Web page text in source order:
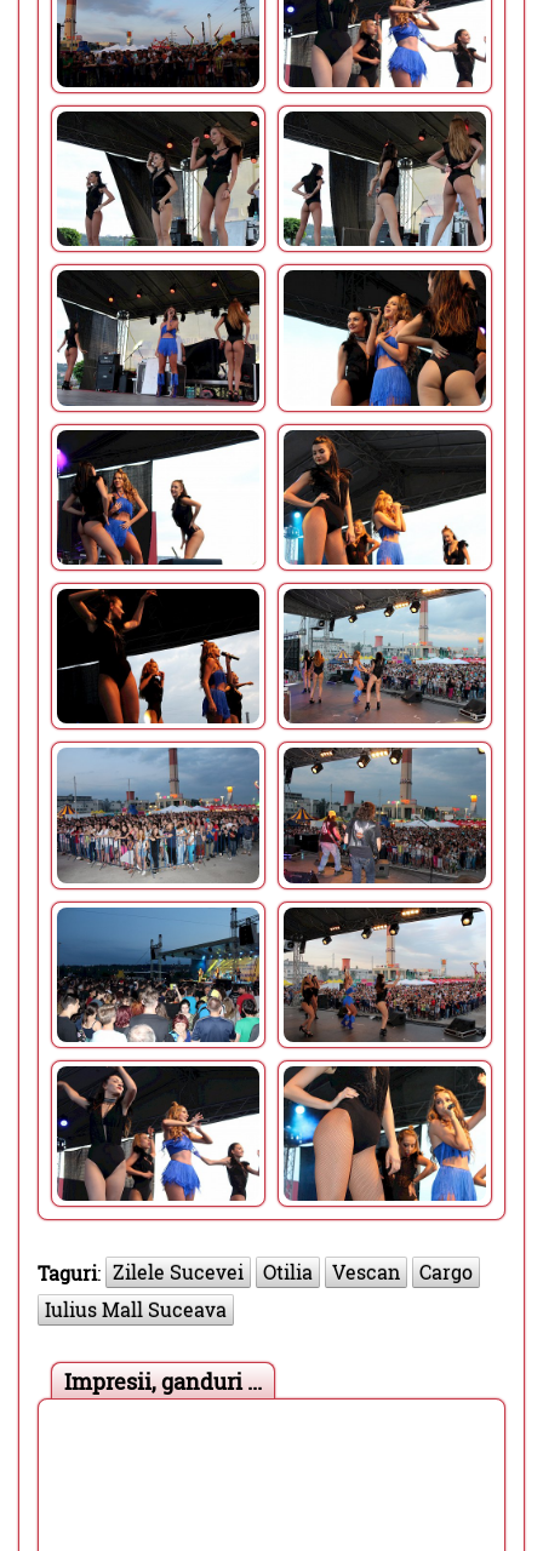
Taguri: Zilele Sucevei Otilia Vescan
Cargo
Iulius Mall Suceava
Impresii, ganduri ...